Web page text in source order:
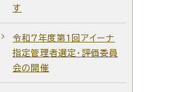
す
令和7年度第1回アイーナ
指定管理者選定・評価委員
会の開催